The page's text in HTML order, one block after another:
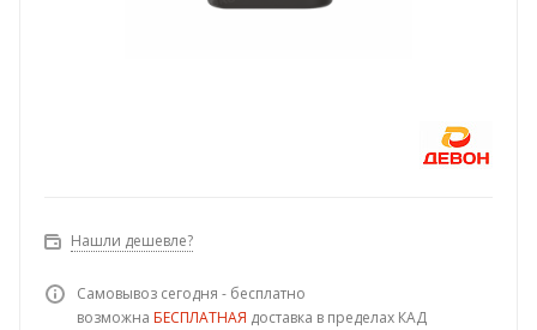
Нашли дешевле?
Самовывоз сегодня - бесплатно
возможна БЕСПЛАТНАЯ доставка в пределах КАД